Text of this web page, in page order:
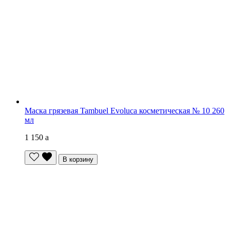
Маска грязевая Tambuel Evoluca косметическая № 10 260
мл
1 150 a
В корзину